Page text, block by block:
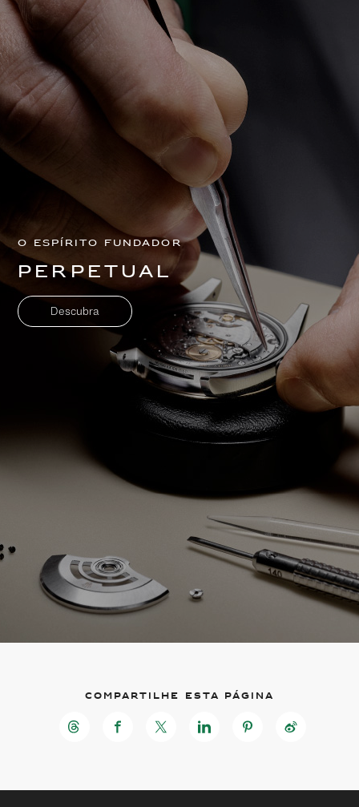
O espírito fundador
Perpetual
Descubra
Compartilhe esta página